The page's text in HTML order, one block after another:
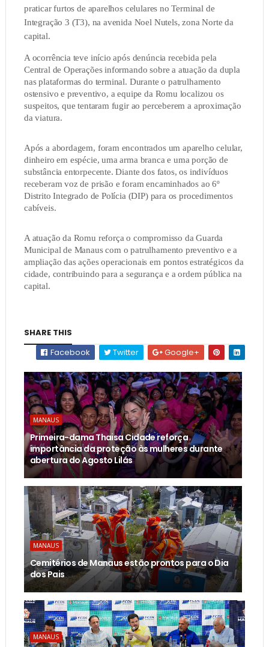
praticar furtos de aparelhos celulares no Terminal de
Integração 3 (T3), na avenida Noel Nutels, zona Norte da
capital.
A ocorrência teve início após denúncia recebida pela
Central de Operações informando sobre a atuação da dupla
nas plataformas do terminal. Durante o patrulhamento
ostensivo e preventivo, a equipe da Romu localizou os
suspeitos, que tentaram fugir ao perceberem a aproximação
da viatura.
Após a abordagem, foram encontrados um aparelho celular,
dinheiro em espécie, uma arma branca e uma porção de
substância entorpecente. Diante dos fatos, os indivíduos
receberam voz de prisão e foram encaminhados ao 6º
Distrito Integrado de Polícia (DIP) para os procedimentos
cabíveis.
A atuação da Romu reforça o compromisso da Guarda
Municipal de Manaus com o patrulhamento preventivo e a
ampliação das ações operacionais em pontos estratégicos da
cidade, contribuindo para a segurança e a ordem pública na
capital.
SHARE THIS
Facebook
Twitter Google+
MANAUS
Primeira-dama Thaisa Cidade reforça
importância da proteção às mulheres durante
abertura do Agosto Lilás
MANAUS
Cemitérios de Manaus estão prontos para o Dia
dos Pais
MANAUS